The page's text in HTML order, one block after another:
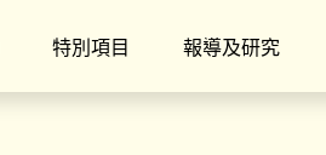
特別項目 報導及研究